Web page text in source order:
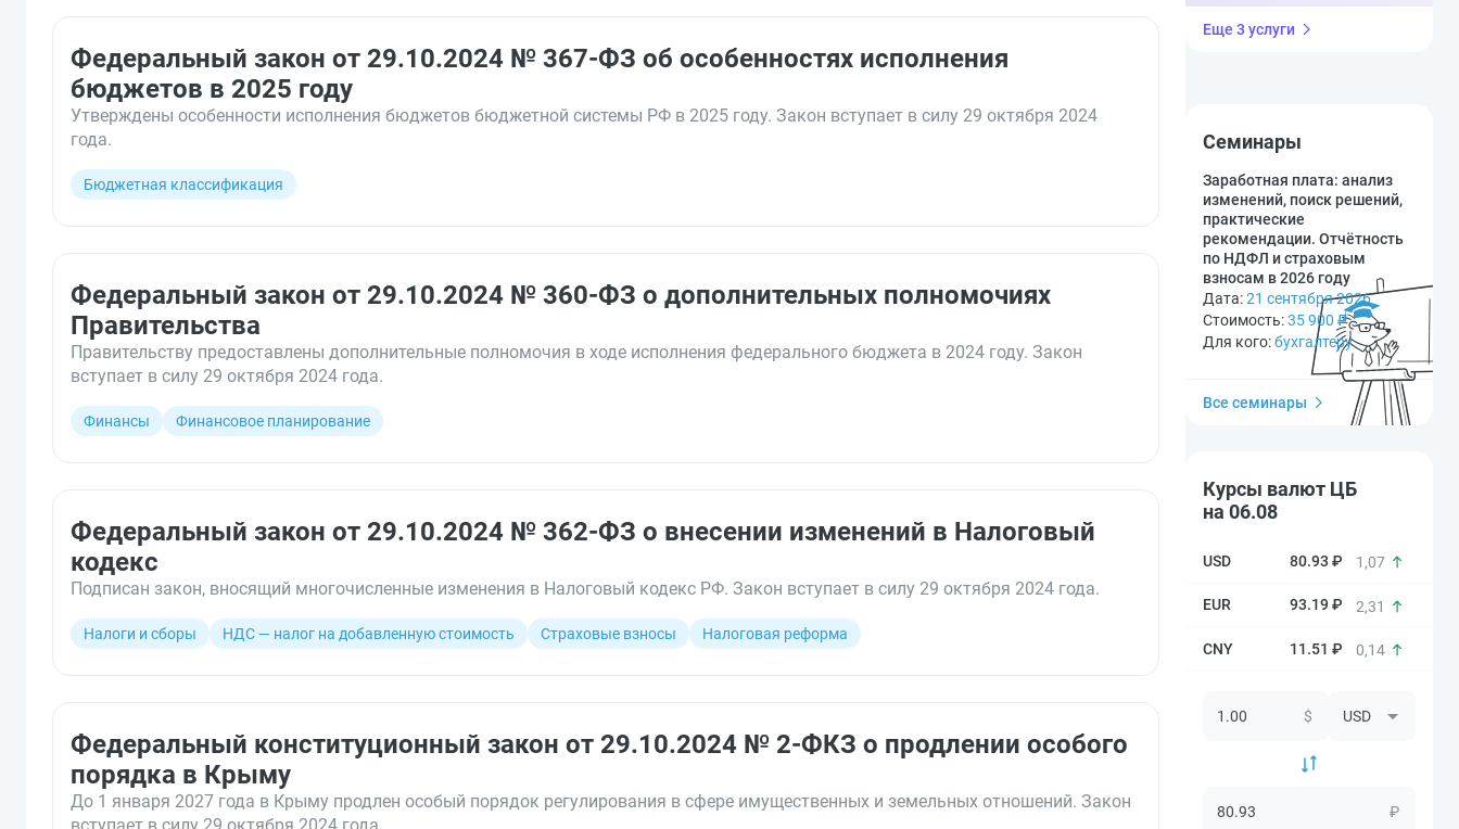
Федеральный закон от 29.10.2024 № 367-ФЗ об особенностях исполнения
бюджетов в 2025 году
Утверждены особенности исполнения бюджетов бюджетной системы РФ в 2025 году. Закон вступает в силу 29 октября 2024
года.
Бюджетная классификация
Федеральный закон от 29.10.2024 № 360-ФЗ о дополнительных полномочиях
Правительства
Правительству предоставлены дополнительные полномочия в ходе исполнения федерального бюджета в 2024 году. Закон
вступает в силу 29 октября 2024 года.
Финансы Финансовое планирование
Федеральный закон от 29.10.2024 № 362-ФЗ о внесении изменений в Налоговый
кодекс
Подписан закон, вносящий многочисленные изменения в Налоговый кодекс РФ. Закон вступает в силу 29 октября 2024 года.
Налоги и сборы НДС — налог на добавленную стоимость Страховые взносы Налоговая реформа
Федеральный конституционный закон от 29.10.2024 № 2-ФКЗ о продлении особого
порядка в Крыму
До 1 января 2027 года в Крыму продлен особый порядок регулирования в сфере имущественных и земельных отношений. Закон
Еще 3 услуги
Семинары
Заработная плата: анализ
изменений, поиск решений,
практические
рекомендации. Отчётность
по НДФЛ и страховым
взносам в 2026 году
Дата:21 сентября 2026
Стоимость:35 900 ₽
Для кого:бухгалтеру
Все семинары
Курсы валют ЦБ
на 06.08
80.93 ₽ 1,07
93.19 ₽ 2,31
11.51 ₽ 0,14
$
₽